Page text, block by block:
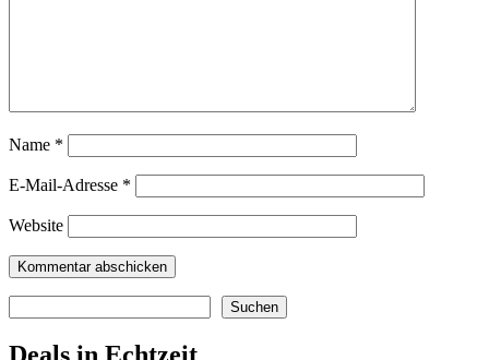
Name *
E-Mail-Adresse *
Website
Suchen